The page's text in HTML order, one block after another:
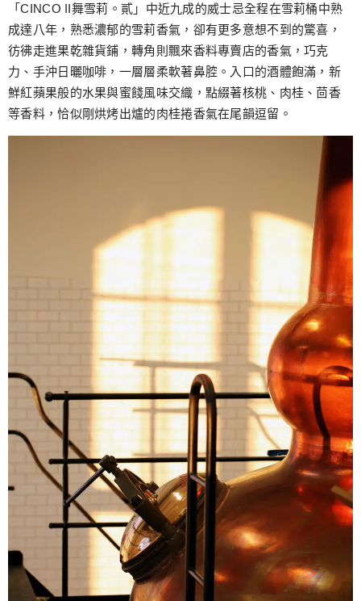
「CINCO II舞雪莉。貳」中近九成的威士忌全程在雪莉桶中熟
成達八年，熟悉濃郁的雪莉香氣，卻有更多意想不到的驚喜，
彷彿走進果乾雜貨鋪，轉角則飄來香料專賣店的香氣，巧克
力、手沖日曬咖啡，一層層柔軟著鼻腔。入口的酒體飽滿，新
鮮紅蘋果般的水果與蜜餞風味交織，點綴著核桃、肉桂、茴香
等香料，恰似剛烘烤出爐的肉桂捲香氣在尾韻逗留。